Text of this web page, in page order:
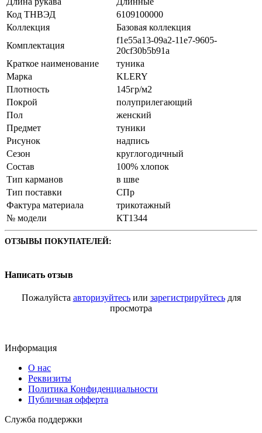
Код ТНВЭД
6109100000
Коллекция
Базовая коллекция
Комплектация
f1e55a13-09a2-11e7-9605-
20cf30b5b91a
Краткое наименование
туника
Марка
KLERY
Плотность
145гр/м2
Покрой
полуприлегающий
Пол
женский
Предмет
туники
Рисунок
надпись
Сезон
круглогодичный
Состав
100% хлопок
Тип карманов
в шве
Тип поставки
СПр
Фактура материала
трикотажный
№ модели
КТ1344
ОТЗЫВЫ ПОКУПАТЕЛЕЙ:
Написать отзыв
Пожалуйста авторизуйтесьили зарегистрируйтесьдля
просмотра
Информация
О нас
Реквизиты
Политика Конфиденциальности
Публичная офферта
Служба поддержки